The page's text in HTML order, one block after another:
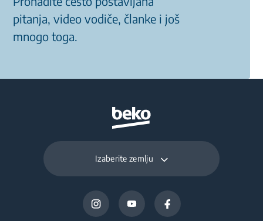
pitanja, video vodiče, članke i još
mnogo toga.
Izaberite zemlju